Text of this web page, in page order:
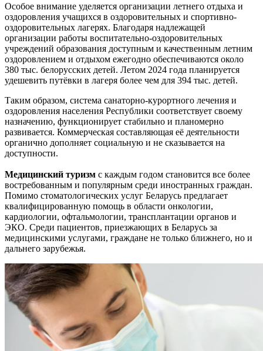
Особое внимание уделяется организации летнего отдыха и
оздоровления учащихся в оздоровительных и спортивно-
оздоровительных лагерях. Благодаря надлежащей
организации работы воспитательно-оздоровительных
учреждений образования доступным и качественным летним
оздоровлением и отдыхом ежегодно обеспечиваются около
380 тыс. белорусских детей. Летом 2024 года планируется
удешевить путёвки в лагеря более чем для 394 тыс. детей.
Таким образом, система санаторно-курортного лечения и
оздоровления населения Республики соответствует своему
назначению, функционирует стабильно и планомерно
развивается. Коммерческая составляющая её деятельности
органично дополняет социальную и не сказывается на
доступности.
Медицинский туризм с каждым годом становится все более
востребованным и популярным среди иностранных граждан.
Помимо стоматологических услуг Беларусь предлагает
квалифицированную помощь в области онкологии,
кардиологии, офтальмологии, трансплантации органов и
ЭКО. Среди пациентов, приезжающих в Беларусь за
медицинскими услугами, граждане не только ближнего, но и
дальнего зарубежья.